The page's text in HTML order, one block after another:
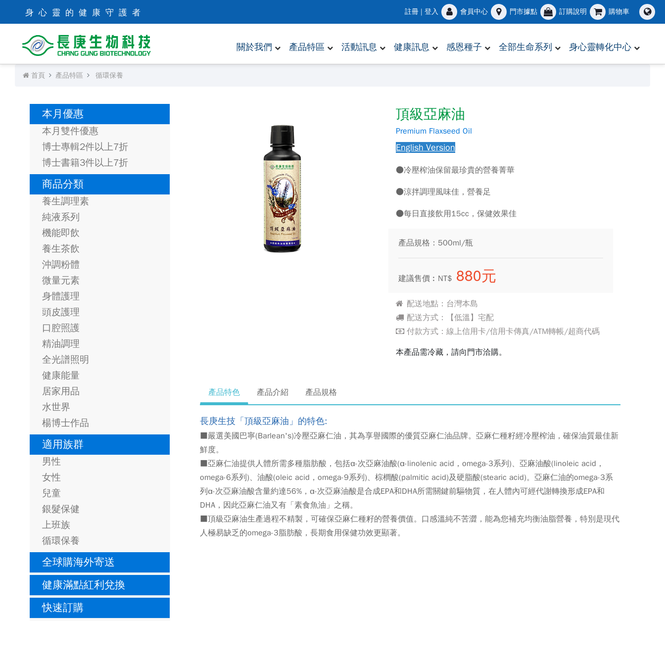
身心靈的健康守護者 註冊 | 登入 會員中心 門市據點 訂購說明 購物車
關於我們 產品特區 活動訊息 健康訊息 感恩種子 全部生命系列 身心靈轉化中心
首頁 產品特區 循環保養
本月優惠
本月雙件優惠
博士專輯2件以上7折
博士書籍3件以上7折
商品分類
養生調理素
純液系列
機能即飲
養生茶飲
沖調粉體
微量元素
身體護理
頭皮護理
口腔照護
精油調理
全光譜照明
健康能量
居家用品
水世界
楊博士作品
適用族群
男性
女性
兒童
銀髮保健
上班族
循環保養
全球購海外寄送
健康滿點紅利兌換
快速訂購
頂級亞麻油
Premium Flaxseed Oil
English Version
●冷壓榨油保留最珍貴的營養菁華
●涼拌調理風味佳，營養足
●每日直接飲用15cc，保健效果佳
產品規格：500ml/瓶
建議售價︰NT$ 880元
配送地點：台灣本島
配送方式：【低溫】宅配
付款方式：線上信用卡/信用卡傳真/ATM轉帳/超商代碼
本產品需冷藏，請向門市洽購。
產品特色 產品介紹 產品規格
長庚生技「頂級亞麻油」的特色:
■嚴選美國巴寧(Barlean's)冷壓亞麻仁油，其為享譽國際的優質亞麻仁油品牌。亞麻仁種籽經冷壓榨油，確保油質最佳新
鮮度。
■亞麻仁油提供人體所需多種脂肪酸，包括α-次亞麻油酸(α-linolenic acid，omega-3系列)、亞麻油酸(linoleic acid，
omega-6系列)、油酸(oleic acid，omega-9系列)、棕櫚酸(palmitic acid)及硬脂酸(stearic acid)。亞麻仁油的omega-3系
列α-次亞麻油酸含量約達56%，α-次亞麻油酸是合成EPA和DHA所需關鍵前驅物質，在人體內可經代謝轉換形成EPA和
DHA，因此亞麻仁油又有「素食魚油」之稱。
■頂級亞麻油生產過程不精製，可確保亞麻仁種籽的營養價值。口感溫純不苦澀，能為您補充均衡油脂營養，特別是現代
人極易缺乏的omega-3脂肪酸，長期食用保健功效更顯著。